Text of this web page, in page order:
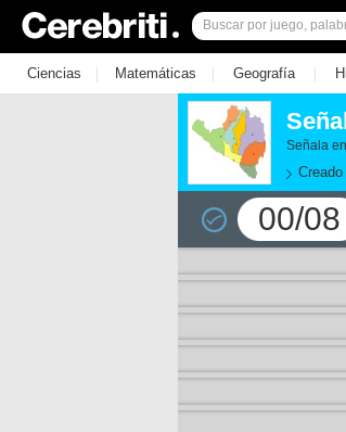
Ciencias | Matemáticas | Geografía |
Señala
Creado
00/08